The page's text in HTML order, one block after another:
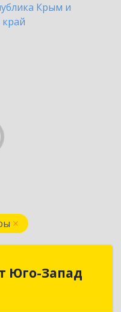
Крым и
Юго-Запад
Юго-Запад
г, Победы пр-кт,